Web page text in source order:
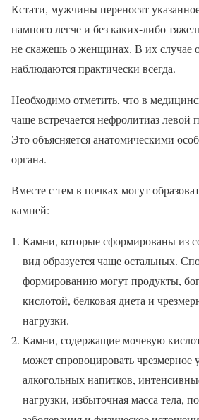
Кстати, мужчины переносят
намного легче и без каких-либо
не скажешь о женщинах. В их случае
наблюдаются практически всегда.
Необходимо отметить, что в
чаще встречается нефролитиаз
Это объясняется анатомическими
органа.
Вместе с тем в почках могут
камней:
Камни, которые сформированы из
вид образуется чаще остальных.
формированию могут продукты,
кислотой, белковая диета и
нагрузки.
Камни, содержащие мочевую
может спровоцировать чрезмерное
алкогольных напитков,
нагрузки, избыточная масса тела,